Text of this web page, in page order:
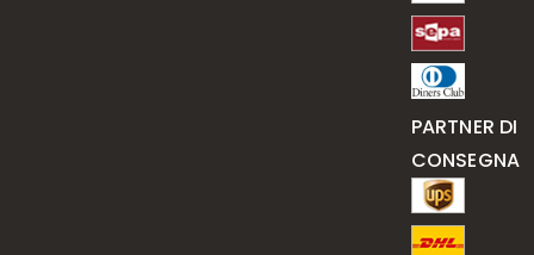
PARTNER DI
CONSEGNA